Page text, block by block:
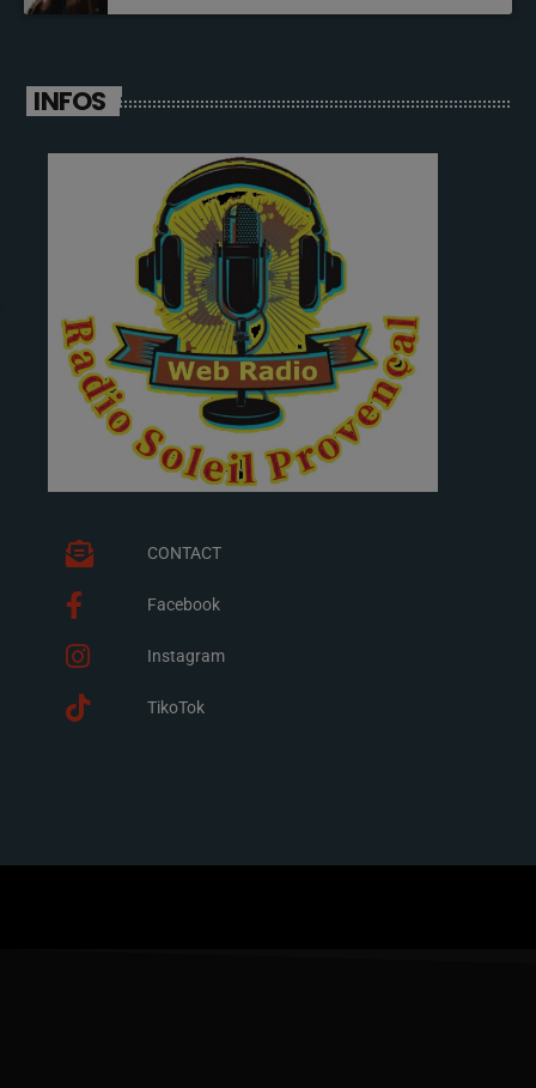
INFOS
CONTACT
Facebook
Instagram
TikoTok